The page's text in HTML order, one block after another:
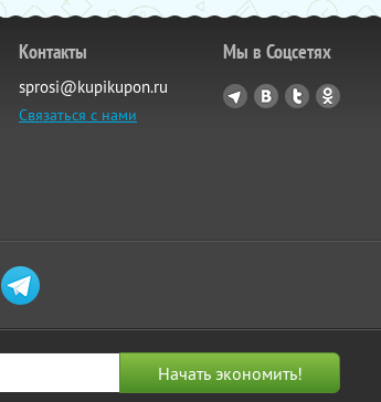
Контакты
sprosi@kupikupon.ru
Связаться с нами
Мы в Соцсетях